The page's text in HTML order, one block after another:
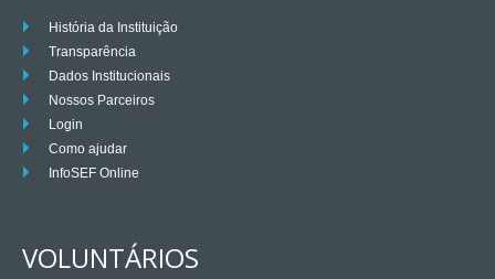
História da Instituição
Transparência
Dados Institucionais
Nossos Parceiros
Login
Como ajudar
InfoSEF Online
VOLUNTÁRIOS